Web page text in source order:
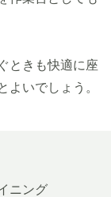
ときも快適に座
よいでしょう。
ニング